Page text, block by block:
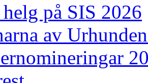
på SIS 2026
av